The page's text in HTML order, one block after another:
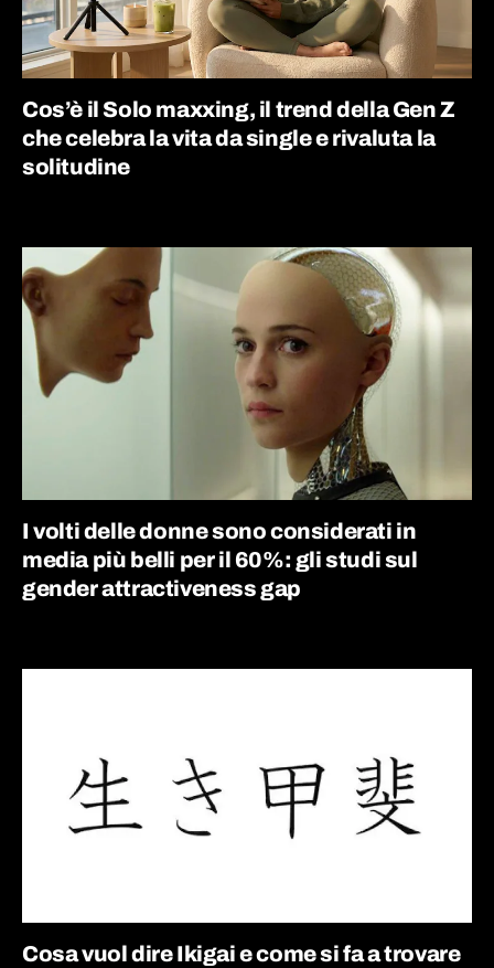
Cos’è il Solo maxxing, il trend della Gen Z
che celebra la vita da single e rivaluta la
solitudine
I volti delle donne sono considerati in
media più belli per il 60%: gli studi sul
gender attractiveness gap
Cosa vuol dire Ikigai e come si fa a trovare